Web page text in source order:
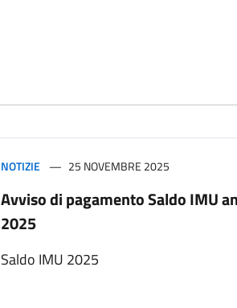
NOTIZIE 25 NOVEMBRE 2025
Avviso di pagamento Saldo IMU
2025
Saldo IMU 2025